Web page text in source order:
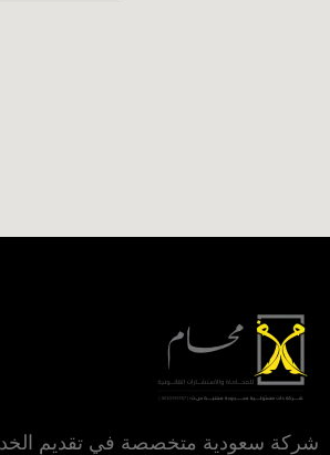
شركة سعودية متخصصة في تقديم